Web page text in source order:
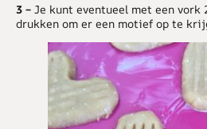
3 – Je kunt eventueel met een vork
drukken om er een motief op te